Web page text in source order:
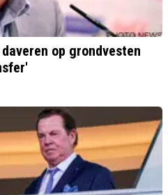
op grondvesten